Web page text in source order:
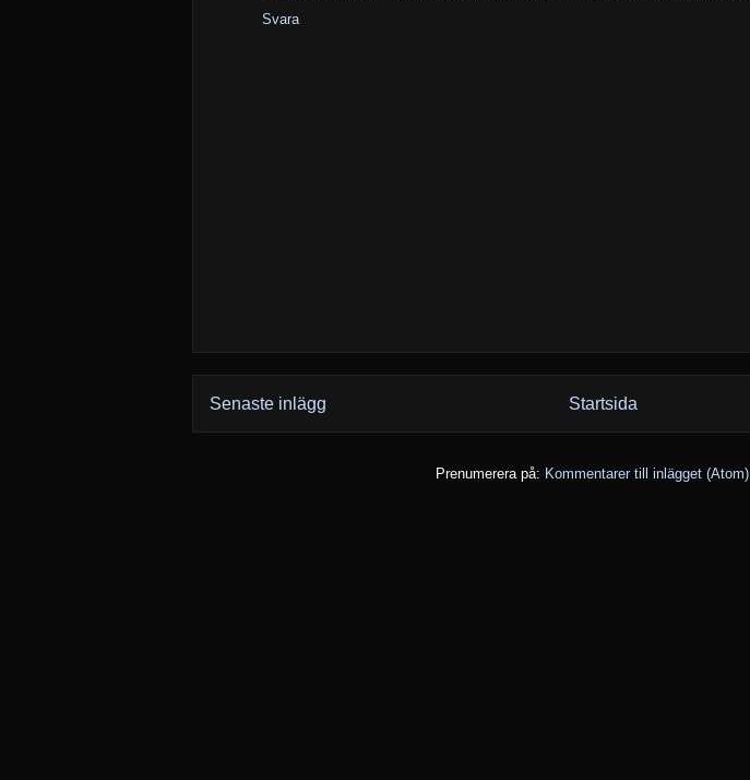
Svara
Senaste inlägg Startsida
Prenumerera på: Kommentarer till inlägget (Atom)